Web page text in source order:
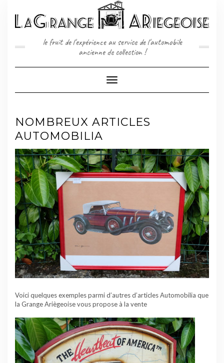
content
le fruit de l'expérience au service de l'automobile
ancienne de collection !
Toggle
Navigation
NOMBREUX ARTICLES
AUTOMOBILIA
Voici quelques exemples parmi d’autres d’articles Automobilia que
la Grange Ariègeoise vous propose à la vente